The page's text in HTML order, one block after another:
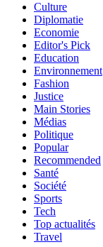
Culture
Diplomatie
Economie
Editor's Pick
Education
Environnement
Fashion
Justice
Main Stories
Médias
Politique
Popular
Recommended
Santé
Société
Sports
Tech
Top actualités
Travel